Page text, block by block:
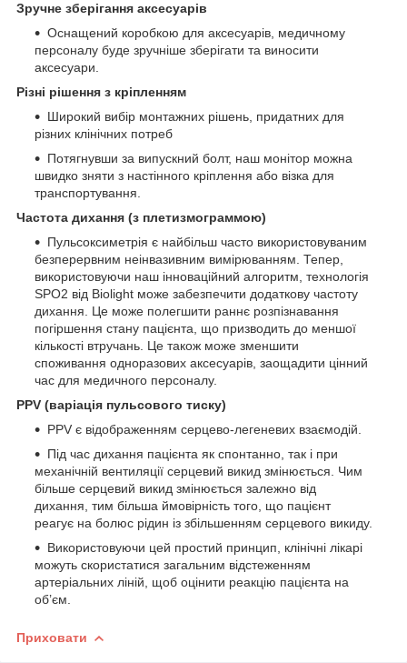
Зручне зберігання аксесуарів
Оснащений коробкою для аксесуарів, медичному
персоналу буде зручніше зберігати та виносити
аксесуари.
Різні рішення з кріпленням
Широкий вибір монтажних рішень, придатних для
різних клінічних потреб
Потягнувши за випускний болт, наш монітор можна
швидко зняти з настінного кріплення або візка для
транспортування.
Частота дихання (з плетизмограммою)
Пульсоксиметрія є найбільш часто використовуваним
безперервним неінвазивним вимірюванням. Тепер,
використовуючи наш інноваційний алгоритм, технологія
SPO2 від Biolight може забезпечити додаткову частоту
дихання. Це може полегшити раннє розпізнавання
погіршення стану пацієнта, що призводить до меншої
кількості втручань. Це також може зменшити
споживання одноразових аксесуарів, заощадити цінний
час для медичного персоналу.
PPV (варіація пульсового тиску)
PPV є відображенням серцево-легеневих взаємодій.
Під час дихання пацієнта як спонтанно, так і при
механічній вентиляції серцевий викид змінюється. Чим
більше серцевий викид змінюється залежно від
дихання, тим більша ймовірність того, що пацієнт
реагує на болюс рідин із збільшенням серцевого викиду.
Використовуючи цей простий принцип, клінічні лікарі
можуть скористатися загальним відстеженням
артеріальних ліній, щоб оцінити реакцію пацієнта на
об’єм.
Приховати